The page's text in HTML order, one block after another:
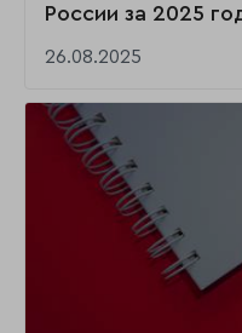
России за 2025
26.08.2025